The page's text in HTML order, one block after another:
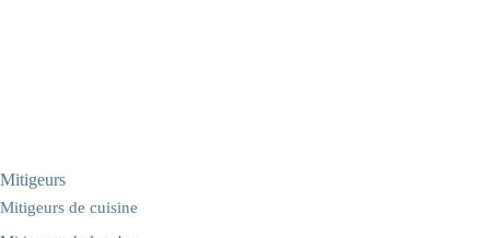
Mitigeurs
Mitigeurs de cuisine